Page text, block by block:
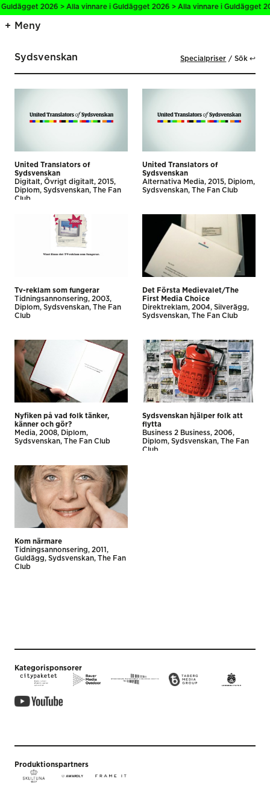
2026 > Alla vinnare i Guldägget 2026 > Alla vinnare i Guldägget
Meny
Sydsvenskan Specialpriser Sök ↩
United Translators of
Sydsvenskan
Digitalt Övrigt digitalt 2015
Diplom Sydsvenskan The Fan
Club
United Translators of
Sydsvenskan
Alternativa Media
2015
Diplom
Sydsvenskan The Fan Club
Tv-reklam som fungerar
Tidnings­annonsering
2003
Diplom Sydsvenskan The Fan
Club
Det Första Medievalet/The
First Media Choice
Direkt­reklam 2004 Silverägg
Sydsvenskan The Fan Club
Nyfiken på vad folk tänker,
känner och gör?
Media
2008
Diplom
Sydsvenskan The Fan Club
Sydsvenskan hjälper folk att
flytta
Business 2 Business 2006
Diplom Sydsvenskan The Fan
Club
Kom närmare
Tidnings­annonsering
2011
Guldägg
Sydsvenskan The Fan
Club
Kategorisponsorer
Produktionspartners